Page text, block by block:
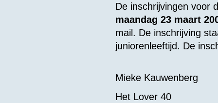
De inschrijvingen voor
maandag 23 maart
mail. De inschrijving
juniorenleeftijd. De
Mieke Kauwenberg
Het Lover 40